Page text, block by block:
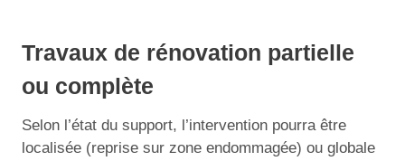
Travaux de rénovation partielle
ou complète
Selon l’état du support, l’intervention pourra être
localisée (reprise sur zone endommagée) ou globale